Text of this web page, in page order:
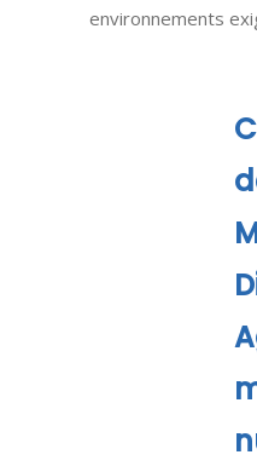
environnements